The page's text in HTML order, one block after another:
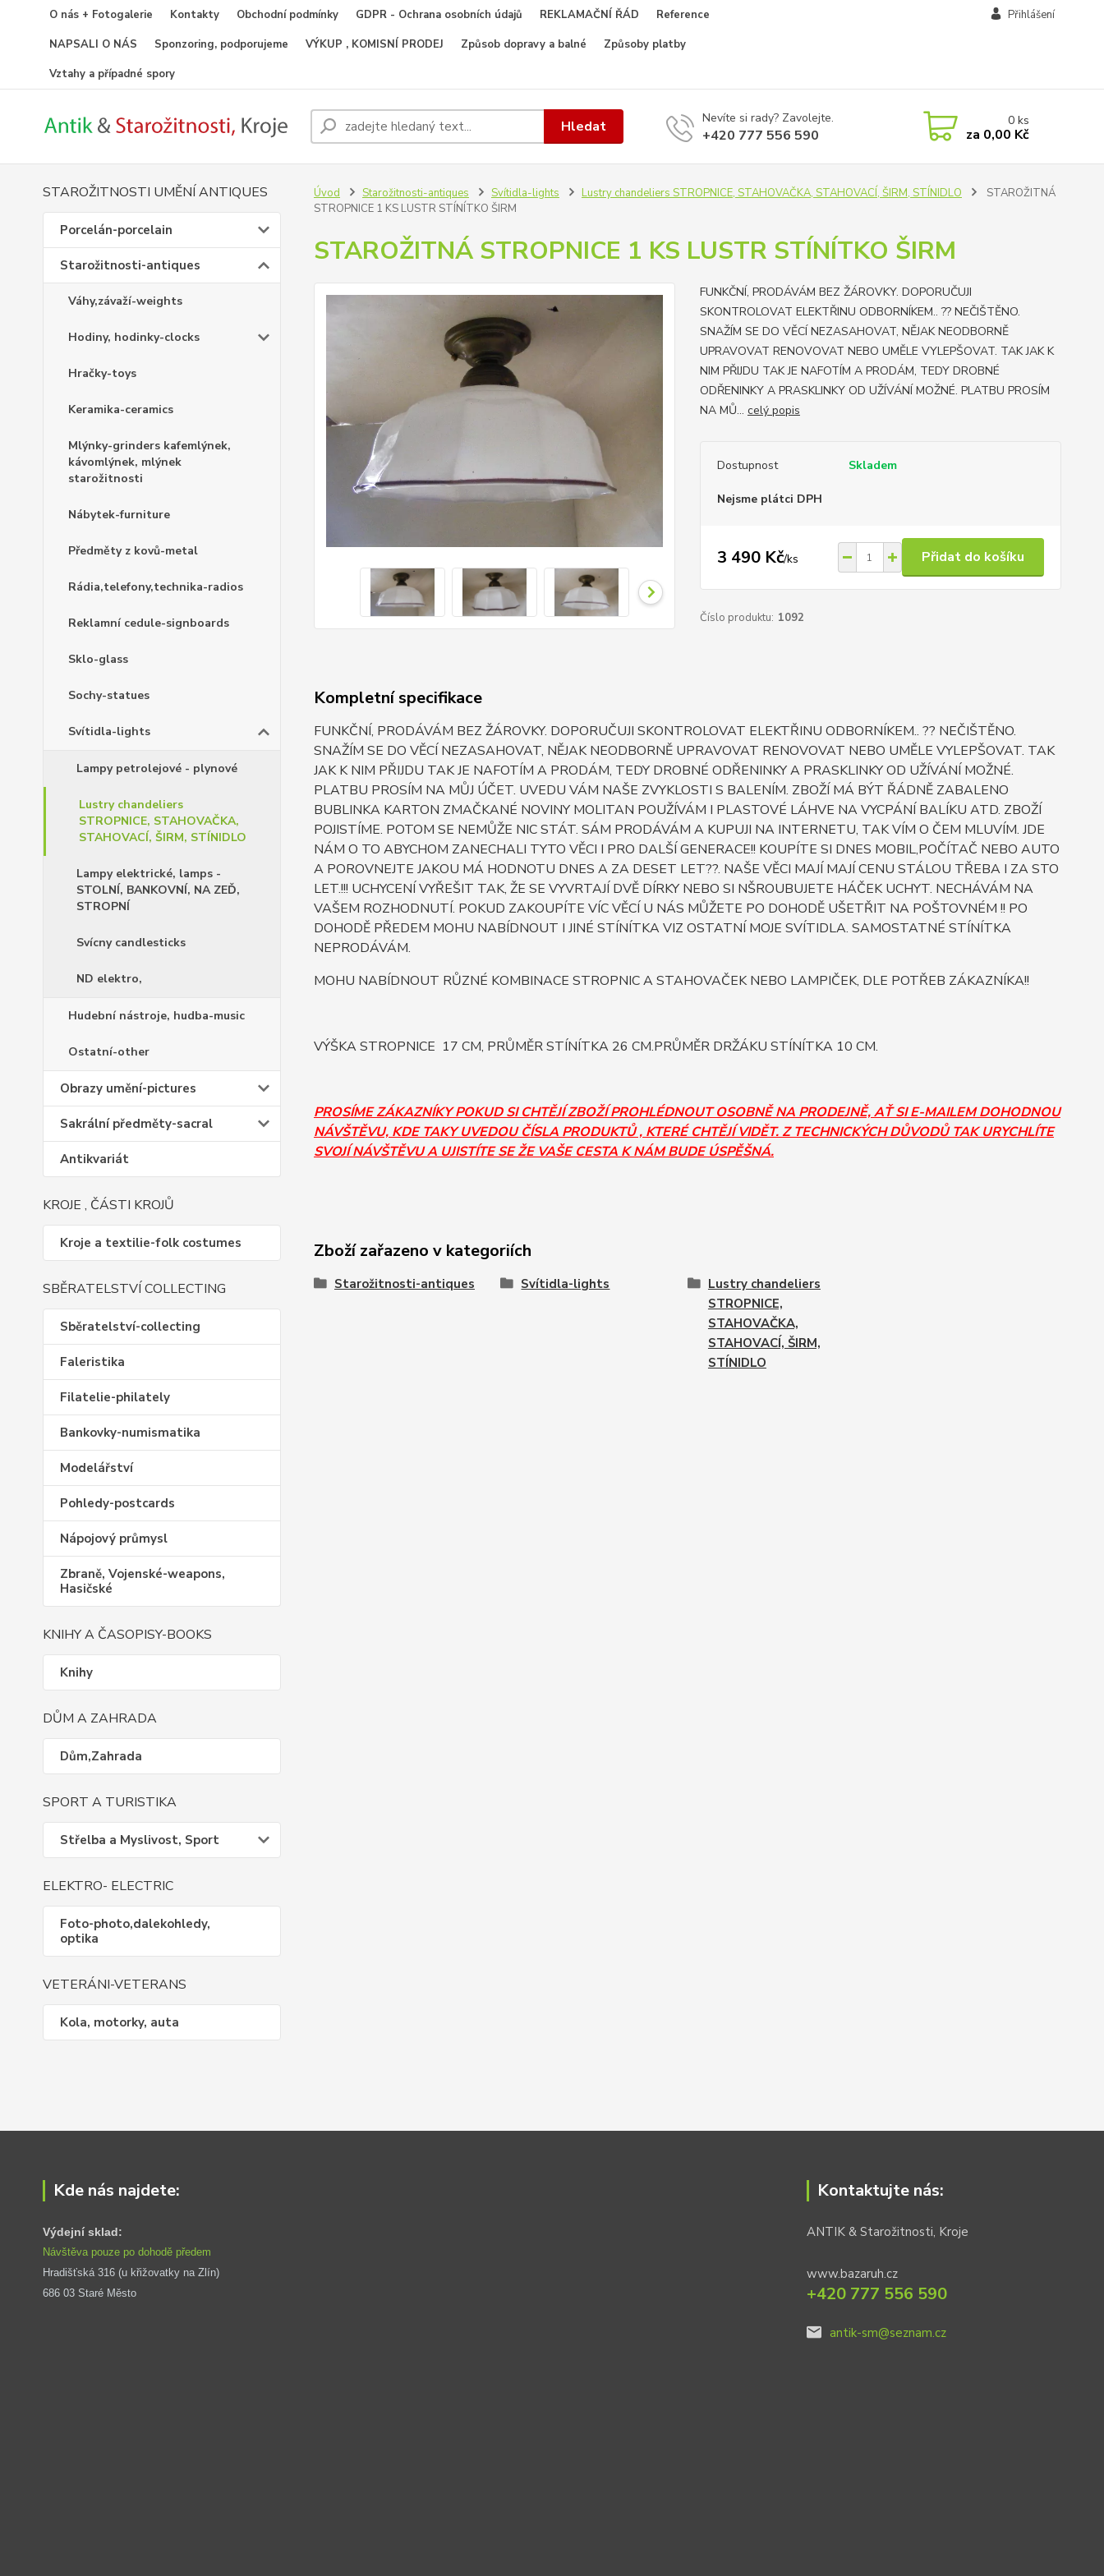
O nás + Fotogalerie Kontakty Obchodní podmínky GDPR - Ochrana osobních údajů REKLAMAČNÍ ŘÁD
Reference
NAPSALI O NÁS
Sponzoring, podporujeme VÝKUP , KOMISNÍ PRODEJ Způsob dopravy a balné
Způsoby platby
Vztahy a případné spory
Přihlášení
Hledat Nevíte si rady? Zavolejte.
+420 777 556 590
0ks
za 0,00 Kč
STAROŽITNOSTI UMĚNÍ ANTIQUES
Porcelán-porcelain
Starožitnosti-antiques
Váhy,závaží-weights
Hodiny, hodinky-clocks
Hračky-toys
Keramika-ceramics
Mlýnky-grinders kafemlýnek,
kávomlýnek, mlýnek
starožitnosti
Nábytek-furniture
Předměty z kovů-metal
Rádia,telefony,technika-radios
Reklamní cedule-signboards
Sklo-glass
Sochy-statues
Svítidla-lights
Lampy petrolejové - plynové
Lustry chandeliers
STROPNICE, STAHOVAČKA,
STAHOVACÍ, ŠIRM, STÍNIDLO
Lampy elektrické, lamps -
STOLNÍ, BANKOVNÍ, NA ZEĎ,
STROPNÍ
Svícny candlesticks
ND elektro,
Hudební nástroje, hudba-music
Ostatní-other
Obrazy umění-pictures
Sakrální předměty-sacral
Antikvariát
KROJE , ČÁSTI KROJŮ
Kroje a textilie-folk costumes
SBĚRATELSTVÍ COLLECTING
Sběratelství-collecting
Faleristika
Filatelie-philately
Bankovky-numismatika
Modelářství
Pohledy-postcards
Nápojový průmysl
Zbraně, Vojenské-weapons,
Hasičské
KNIHY A ČASOPISY-BOOKS
Knihy
DŮM A ZAHRADA
Dům,Zahrada
SPORT A TURISTIKA
Střelba a Myslivost, Sport
ELEKTRO- ELECTRIC
Foto-photo,dalekohledy,
optika
VETERÁNI-VETERANS
Kola, motorky, auta
Úvod Starožitnosti-antiques Svítidla-lights Lustry chandeliers STROPNICE, STAHOVAČKA, STAHOVACÍ, ŠIRM, STÍNIDLO
STAROŽITNÁ
STROPNICE 1 KS LUSTR STÍNÍTKO ŠIRM
STAROŽITNÁ STROPNICE 1 KS LUSTR STÍNÍTKO ŠIRM
FUNKČNÍ, PRODÁVÁM BEZ ŽÁROVKY. DOPORUČUJI
SKONTROLOVAT ELEKTŘINU ODBORNÍKEM.. ?? NEČIŠTĚNO.
SNAŽÍM SE DO VĚCÍ NEZASAHOVAT, NĚJAK NEODBORNĚ
UPRAVOVAT RENOVOVAT NEBO UMĚLE VYLEPŠOVAT. TAK JAK K
NIM PŘIJDU TAK JE NAFOTÍM A PRODÁM, TEDY DROBNÉ
ODŘENINKY A PRASKLINKY OD UŽÍVÁNÍ MOŽNÉ. PLATBU PROSÍM
NA MŮ... celý popis
Dostupnost Skladem
Nejsme plátci DPH
3 490 Kč/ks Přidat do košíku
Číslo produktu: 1092
Kompletní specifikace
FUNKČNÍ, PRODÁVÁM BEZ ŽÁROVKY. DOPORUČUJI SKONTROLOVAT ELEKTŘINU ODBORNÍKEM.. ?? NEČIŠTĚNO.
SNAŽÍM SE DO VĚCÍ NEZASAHOVAT, NĚJAK NEODBORNĚ UPRAVOVAT RENOVOVAT NEBO UMĚLE VYLEPŠOVAT. TAK
JAK K NIM PŘIJDU TAK JE NAFOTÍM A PRODÁM, TEDY DROBNÉ ODŘENINKY A PRASKLINKY OD UŽÍVÁNÍ MOŽNÉ.
PLATBU PROSÍM NA MŮJ ÚČET. UVEDU VÁM NAŠE ZVYKLOSTI S BALENÍM. ZBOŽÍ MÁ BÝT ŘÁDNĚ ZABALENO
BUBLINKA KARTON ZMAČKANÉ NOVINY MOLITAN POUŽÍVÁM I PLASTOVÉ LÁHVE NA VYCPÁNÍ BALÍKU ATD. ZBOŽÍ
POJISTÍME. POTOM SE NEMŮŽE NIC STÁT. SÁM PRODÁVÁM A KUPUJI NA INTERNETU, TAK VÍM O ČEM MLUVÍM. JDE
NÁM O TO ABYCHOM ZANECHALI TYTO VĚCI I PRO DALŠÍ GENERACE!! KOUPÍTE SI DNES MOBIL,POČÍTAČ NEBO AUTO
A POROVNEJTE JAKOU MÁ HODNOTU DNES A ZA DESET LET??. NAŠE VĚCI MAJÍ MAJÍ CENU STÁLOU TŘEBA I ZA STO
LET.!!! UCHYCENÍ VYŘEŠIT TAK, ŽE SE VYVRTAJÍ DVĚ DÍRKY NEBO SI NŠROUBUJETE HÁČEK UCHYT. NECHÁVÁM NA
VAŠEM ROZHODNUTÍ. POKUD ZAKOUPÍTE VÍC VĚCÍ U NÁS MŮŽETE PO DOHODĚ UŠETŘIT NA POŠTOVNÉM !! PO
DOHODĚ PŘEDEM MOHU NABÍDNOUT I JINÉ STÍNÍTKA VIZ OSTATNÍ MOJE SVÍTIDLA. SAMOSTATNÉ STÍNÍTKA
NEPRODÁVÁM.
MOHU NABÍDNOUT RŮZNÉ KOMBINACE STROPNIC A STAHOVAČEK NEBO LAMPIČEK, DLE POTŘEB ZÁKAZNÍKA!!
VÝŠKA STROPNICE 17 CM, PRŮMĚR STÍNÍTKA 26 CM.PRŮMĚR DRŽÁKU STÍNÍTKA 10 CM.
PROSÍME ZÁKAZNÍKY POKUD SI CHTĚJÍ ZBOŽÍ PROHLÉDNOUT OSOBNĚ NA PRODEJNĚ, AŤ SI E-MAILEM DOHODNOU
NÁVŠTĚVU, KDE TAKY UVEDOU ČÍSLA PRODUKTŮ , KTERÉ CHTĚJÍ VIDĚT. Z TECHNICKÝCH DŮVODŮ TAK URYCHLÍTE
SVOJÍ NÁVŠTĚVU A UJISTÍTE SE ŽE VAŠE CESTA K NÁM BUDE ÚSPĚŠNÁ.
Zboží zařazeno v kategoriích
Starožitnosti-antiques Svítidla-lights
Lustry chandeliers
STROPNICE,
STAHOVAČKA,
STAHOVACÍ, ŠIRM,
STÍNIDLO
Kde nás najdete:
Výdejní sklad:
Návštěva pouze po dohodě předem
Hradišťská 316 (u křižovatky na Zlín)
686 03 Staré Město
Kontaktujte nás:
ANTIK & Starožitnosti, Kroje
www.bazaruh.cz
+420 777 556 590
antik-sm@seznam.cz